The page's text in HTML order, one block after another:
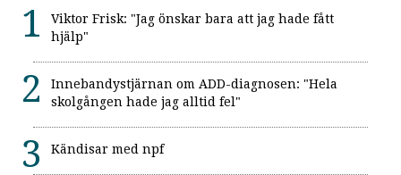
Viktor Frisk: "Jag önskar bara att jag hade fått
hjälp"
Innebandystjärnan om ADD-diagnosen: "Hela
skolgången hade jag alltid fel"
Kändisar med npf